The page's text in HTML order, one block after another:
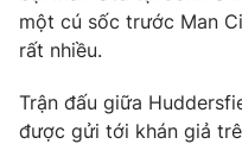
THỜI BÁO VTV
một cú sốc trước Man
rất nhiều.
Trận đấu giữa
được gửi tới khán giả